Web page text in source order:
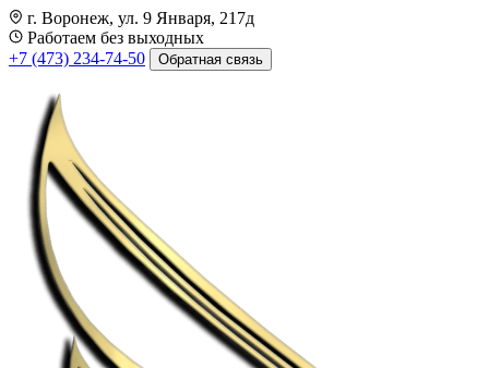
г. Воронеж, ул. 9 Января, 217д
Работаем без выходных
+7 (473) 234-74-50
Обратная связь